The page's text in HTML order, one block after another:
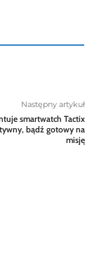
Następny artykuł
smartwatch Tactix
bądź gotowy na
misję